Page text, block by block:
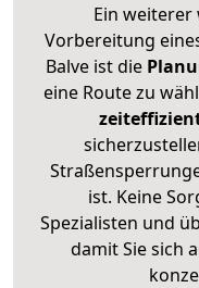
Ein
Vorbereitung
Balve ist die
eine Route zu
ist. Keine
Spezialisten und
damit Sie sich